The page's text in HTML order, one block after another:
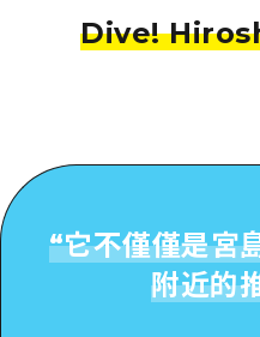
Dive!
“它不僅僅是宮
附近的